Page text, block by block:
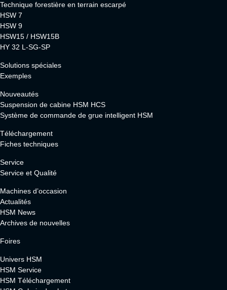
Technique forestière en terrain escarpé
HSW 7
HSW 9
HSW15 / HSW15B
HY 32 L-SG-SP
Solutions spéciales
Exemples
Nouveautés
Suspension de cabine HSM HCS
Système de commande de grue intelligent HSM
Téléchargement
Fiches techniques
Service
Service et Qualité
Machines d’occasion
Actualités
HSM News
Archives de nouvelles
Foires
Univers HSM
HSM Service
HSM Téléchargement